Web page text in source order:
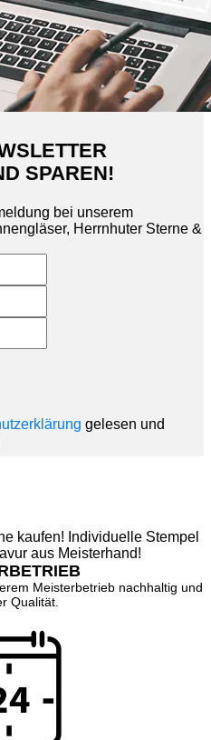
SPAREN!
bei unserem
Herrnhuter Sterne &
gelesen und
Meisterbetrieb nachhaltig und
Qualität.